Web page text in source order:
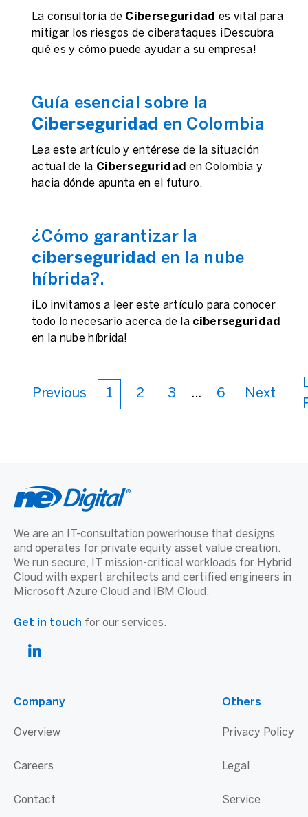
La consultoría de Ciberseguridad es vital para
mitigar los riesgos de ciberataques ¡Descubra
qué es y cómo puede ayudar a su empresa!
Guía esencial sobre la
Ciberseguridad en Colombia
Lea este artículo y entérese de la situación
actual de la Ciberseguridad en Colombia y
hacia dónde apunta en el futuro.
¿Cómo garantizar la
ciberseguridad en la nube
híbrida?.
¡Lo invitamos a leer este artículo para conocer
todo lo necesario acerca de la ciberseguridad
en la nube híbrida!
Previous 1 2 3 ... 6 Next
We are an IT-consultation powerhouse that designs
and operates for private equity asset value creation.
We run secure, IT mission-critical workloads for Hybrid
Cloud with expert architects and certified engineers in
Microsoft Azure Cloud and IBM Cloud.
Get in touch for our services.
Company
Overview
Careers
Contact
Others
Privacy Policy
Legal
Service